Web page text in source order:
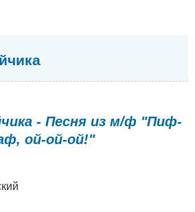
- Песня из м/ф "Пиф-
ой-ой-ой!"